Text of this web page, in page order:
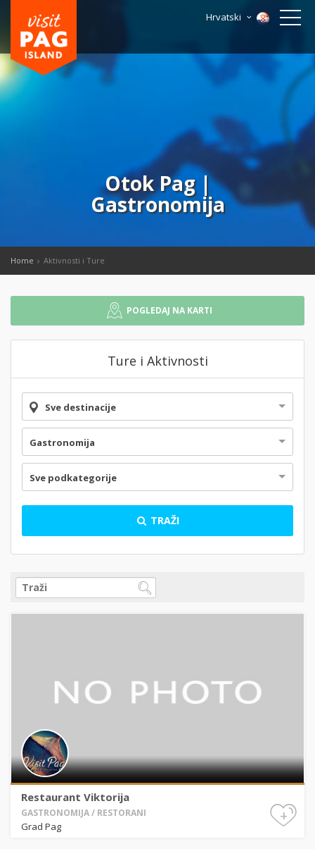
Hrvatski
Otok Pag |
Gastronomija
Home Aktivnosti i Ture
POGLEDAJ NA KARTI
Ture i Aktivnosti
Sve destinacije
Gastronomija
Sve podkategorije
TRAŽI
Restaurant Viktorija
GASTRONOMIJA / RESTORANI
Grad Pag
+